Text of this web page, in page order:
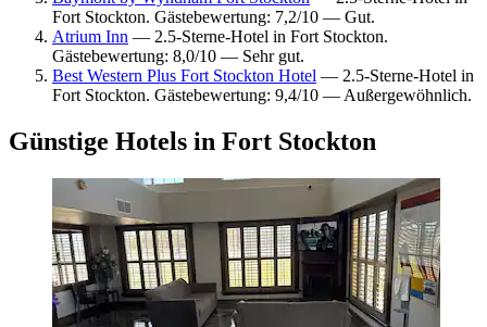
Fort Stockton. Gästebewertung: 7,2/10 — Gut.
Atrium Inn — 2.5-Sterne-Hotel in Fort Stockton.
Gästebewertung: 8,0/10 — Sehr gut.
Best Western Plus Fort Stockton Hotel — 2.5-Sterne-Hotel in
Fort Stockton. Gästebewertung: 9,4/10 — Außergewöhnlich.
Günstige Hotels in Fort Stockton